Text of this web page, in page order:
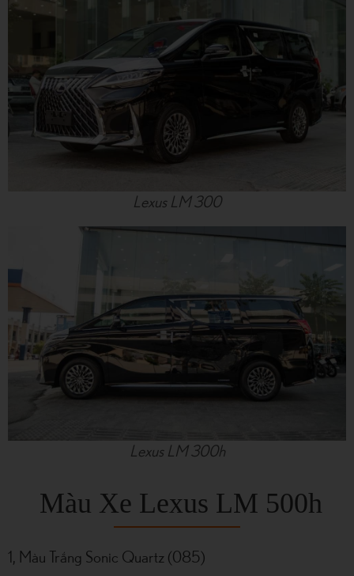
Lexus LM 300
Lexus LM 300h​​​​​​​
Màu Xe Lexus LM 500h
1, Màu Trắng Sonic Quartz (085)